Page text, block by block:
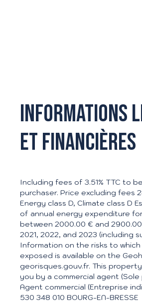
Informations
et financières
Including fees of 3.51% TTC to
purchaser. Price excluding fees
Energy class D, Climate class D
of annual energy expenditure
between 2000.00 € and
2021, 2022, and 2023 (including
Information on the risks to
exposed is available on the
georisques.gouv.fr. This
you by a commercial agent
Agent commercial (Entreprise
530 348 010 BOURG-EN-BRESSE